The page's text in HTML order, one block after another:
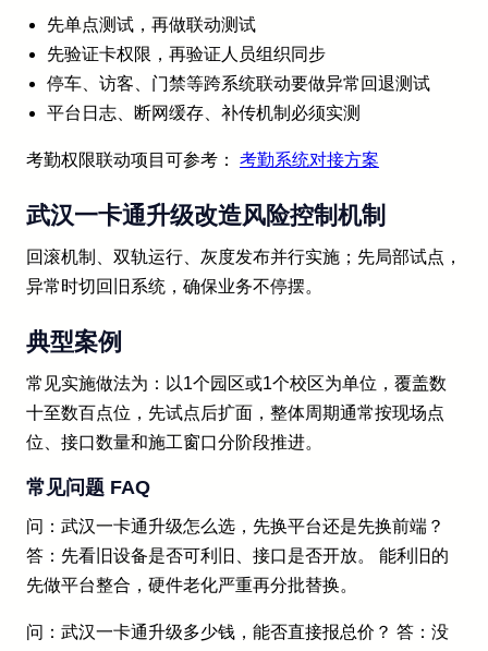
先单点测试，再做联动测试
先验证卡权限，再验证人员组织同步
停车、访客、门禁等跨系统联动要做异常回退测试
平台日志、断网缓存、补传机制必须实测
考勤权限联动项目可参考： 考勤系统对接方案
武汉一卡通升级改造风险控制机制
回滚机制、双轨运行、灰度发布并行实施；先局部试点，
异常时切回旧系统，确保业务不停摆。
典型案例
常见实施做法为：以1个园区或1个校区为单位，覆盖数
十至数百点位，先试点后扩面，整体周期通常按现场点
位、接口数量和施工窗口分阶段推进。
常见问题 FAQ
问：武汉一卡通升级怎么选，先换平台还是先换前端？
答：先看旧设备是否可利旧、接口是否开放。 能利旧的
先做平台整合，硬件老化严重再分批替换。
问：武汉一卡通升级多少钱，能否直接报总价？ 答：没